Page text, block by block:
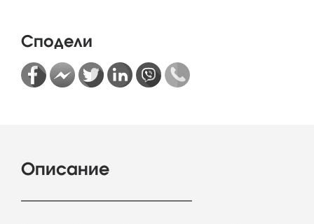
Сподели
Описание